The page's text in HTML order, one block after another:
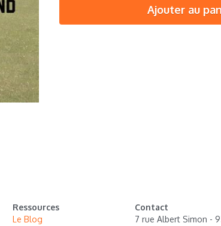
Ajouter au
Ressources
Le Blog
Contact
7 rue Albert Simon -